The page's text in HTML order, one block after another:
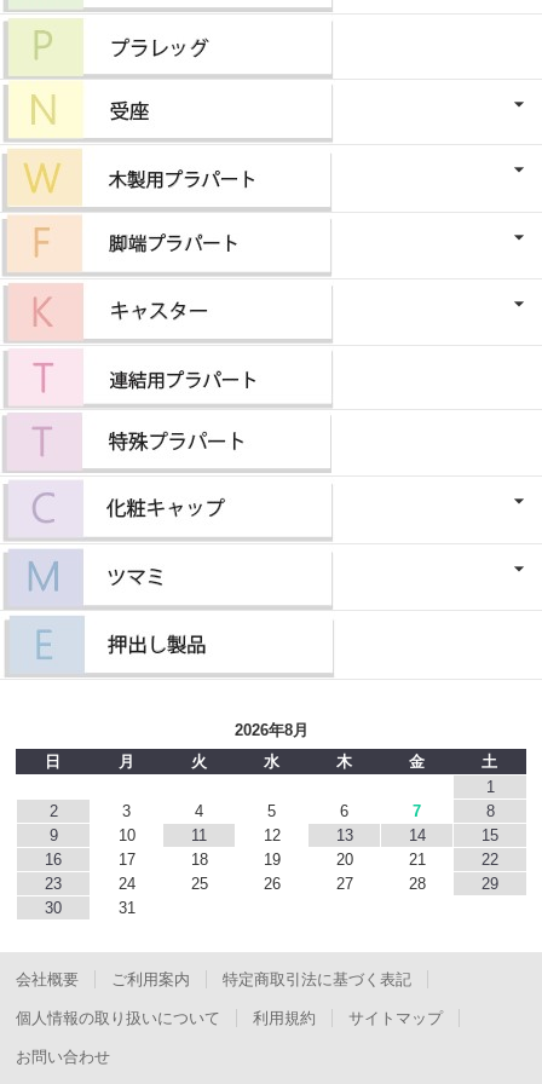
2026年8月
日
月 火 水 木 金
土
1
2
3 4 5 6 7
8
9
10 11 12 13 14
15
16
17 18 19 20 21
22
23
24 25 26 27 28
29
30
31
会社概要 ご利用案内 特定商取引法に基づく表記
個人情報の取り扱いについて 利用規約 サイトマップ
お問い合わせ